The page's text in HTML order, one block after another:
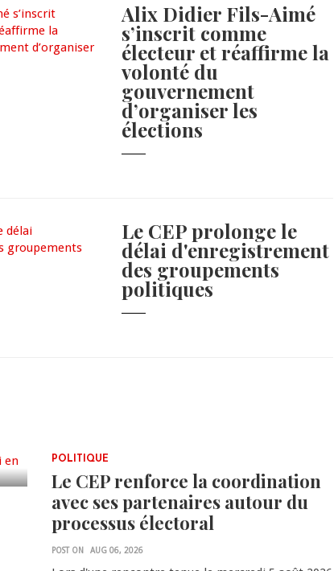
Alix Didier Fils-Aimé
s’inscrit comme
électeur et réaffirme la
volonté du
gouvernement
d’organiser les
élections
Le CEP prolonge le
délai d'enregistrement
des groupements
politiques
POLITIQUE
Le CEP renforce la coordination
avec ses partenaires autour du
processus électoral
POST ON AUG 06, 2026